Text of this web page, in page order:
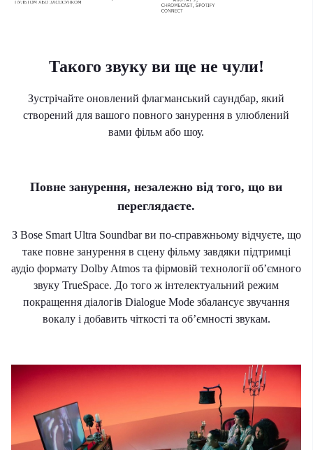
Такого звуку ви ще не чули!
Зустрічайте оновлений флагманський саундбар, який
створений для вашого повного занурення в улюблений
вами фільм або шоу.
Повне занурення, незалежно від того, що ви
переглядаєте.
З Bose Smart Ultra Soundbar ви по-справжньому відчуєте, що
таке повне занурення в сцену фільму завдяки підтримці
аудіо формату Dolby Atmos та фірмовій технології об’ємного
звуку TrueSpace. До того ж інтелектуальний режим
покращення діалогів Dialogue Mode збалансує звучання
вокалу і добавить чіткості та об’ємності звукам.